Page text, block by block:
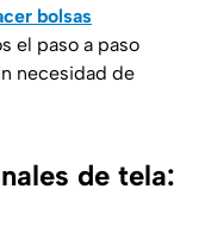
bolsas
el paso a paso
necesidad de
de tela: